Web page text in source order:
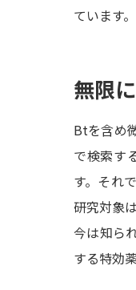
ています
無限
Btを含め
で検索す
す。それ
研究対象
今は知ら
する特効